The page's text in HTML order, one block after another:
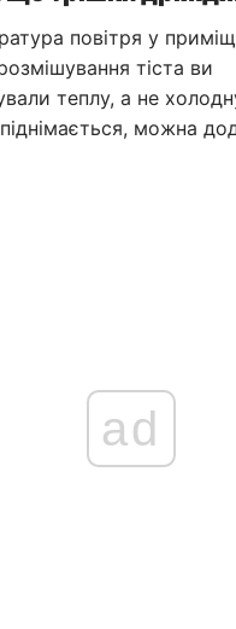
повітря у
тіста ви
теплу, а не
можна
ad